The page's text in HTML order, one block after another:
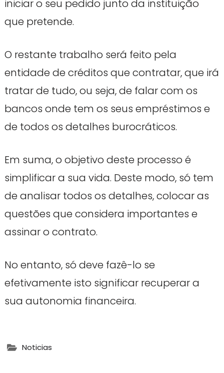
iniciar o seu pedido junto da instituição
que pretende.
O restante trabalho será feito pela
entidade de créditos que contratar, que irá
tratar de tudo, ou seja, de falar com os
bancos onde tem os seus empréstimos e
de todos os detalhes burocráticos.
Em suma, o objetivo deste processo é
simplificar a sua vida. Deste modo, só tem
de analisar todos os detalhes, colocar as
questões que considera importantes e
assinar o contrato.
No entanto, só deve fazê-lo se
efetivamente isto significar recuperar a
sua autonomia financeira.
Noticias